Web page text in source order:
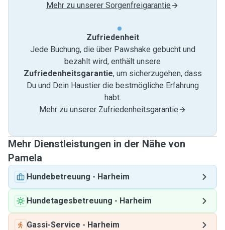
Mehr zu unserer Sorgenfreigarantie
Zufriedenheit
Jede Buchung, die über Pawshake gebucht und
bezahlt wird, enthält unsere
Zufriedenheitsgarantie, um sicherzugehen, dass
Du und Dein Haustier die bestmögliche Erfahrung
habt.
Mehr zu unserer Zufriedenheitsgarantie
Mehr Dienstleistungen in der Nähe von
Pamela
Hundebetreuung - Harheim
Hundetagesbetreuung - Harheim
Gassi-Service - Harheim